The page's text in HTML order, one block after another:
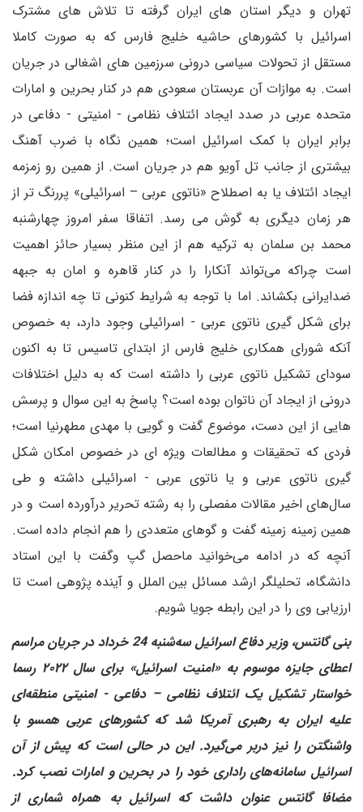
تهران و دیگر استان های ایران گرفته تا تلاش های مشترک
اسرائیل با کشورهای حاشیه خلیج فارس که به صورت کاملا
مستقل از تحولات سیاسی درونی سرزمین های اشغالی در جریان
است. به موازات آن عربستان سعودی هم در کنار بحرین و امارات
متحده عربی در صدد ایجاد ائتلاف نظامی - امنیتی - دفاعی در
برابر ایران با کمک اسرائیل است؛ همین نگاه با ضرب آهنگ
بیشتری از جانب تل آویو هم در جریان است. از همین رو زمزمه
ایجاد ائتلاف یا به اصطلاح «ناتوی عربی – اسرائیلی» پررنگ تر از
هر زمان دیگری به گوش می رسد. اتفاقا سفر امروز چهارشنبه
محمد بن سلمان به ترکیه هم از این منظر بسیار حائز اهمیت
است چراکه می‌تواند آنکارا را در کنار قاهره و امان به جبهه
ضدایرانی بکشاند. اما با توجه به شرایط کنونی تا چه اندازه فضا
برای شکل گیری ناتوی عربی - اسرائیلی وجود دارد، به خصوص
آنکه شورای همکاری خلیج فارس از ابتدای تاسیس تا به اکنون
سودای تشکیل ناتوی عربی را داشته است که به دلیل اختلافات
درونی از ایجاد آن ناتوان بوده است؟ پاسخ به این سوال و پرسش
هایی از این دست، موضوع گفت و گویی با مهدی مطهرنیا است؛
فردی که تحقیقات و مطالعات ویژه ای در خصوص امکان شکل
گیری ناتوی عربی و یا ناتوی عربی - اسرائیلی داشته و طی
سال‌های اخیر مقالات مفصلی را به رشته تحریر درآورده است و در
همین زمینه زمینه گفت و گوهای متعددی را هم انجام داده است.
آنچه که در ادامه می‌خوانید ماحصل گپ وگفت با این استاد
دانشگاه، تحلیلگر ارشد مسائل بین الملل و آینده پژوهی است تا
ارزیابی وی را در این رابطه جویا شویم.
بنی گانتس، وزیر دفاع اسرائیل سه‌شنبه 24 خرداد در جریان مراسم
اعطای جایزه موسوم به «امنیت اسرائیل» برای سال ۲۰۲۲ رسما
خواستار تشکیل یک ائتلاف نظامی – دفاعی - امنیتی منطقه‌ای
علیه ایران به رهبری آمریکا شد که کشورهای عربی همسو با
واشنگتن را نیز دربر می‌گیرد. این در حالی است که پیش از آن
اسرائیل سامانه‌های راداری خود را در بحرین و امارات نصب کرد.
مضافا گانتس عنوان داشت که اسرائیل به همراه شماری از